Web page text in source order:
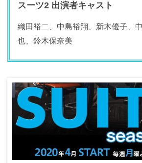
スーツ2 出演者キャスト
織田裕二、中島裕翔、新木優子、
也、鈴木保奈美